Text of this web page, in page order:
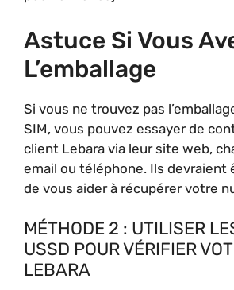
Astuce Si Vous
L’emballage
Si vous ne trouvez pas
SIM, vous pouvez essayer de
client Lebara via leur site web,
email ou téléphone. Ils devraient
de vous aider à récupérer votre
MÉTHODE 2 : UTILISER
USSD POUR VÉRIFIER
LEBARA